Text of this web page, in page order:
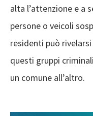
alta l’attenzione e a
persone o veicoli
residenti può
questi gruppi
un comune all’altro.